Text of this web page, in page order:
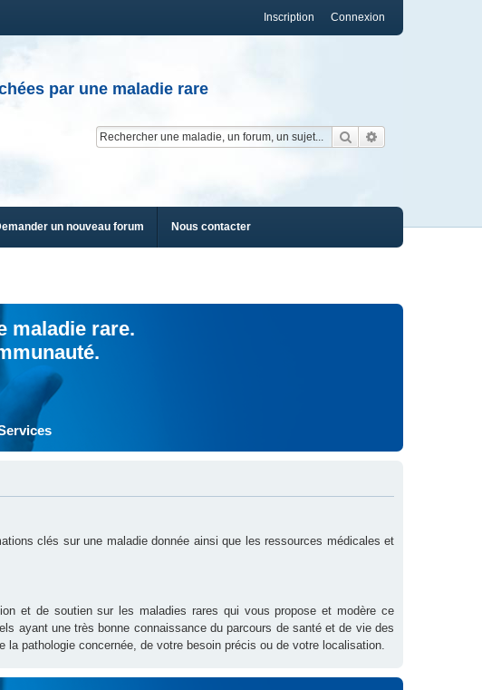
Connexion
Inscription
par une maladie rare
Rechercher
un nouveau forum Nous contacter
maladie rare.
clés sur une maladie donnée ainsi que les ressources médicales et
et de soutien sur les maladies rares qui vous propose et modère ce
ayant une très bonne connaissance du parcours de santé et de vie des
la pathologie concernée, de votre besoin précis ou de votre localisation.